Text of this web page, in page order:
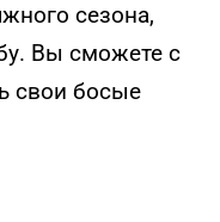
сезона,
Вы сможете с
свои босые